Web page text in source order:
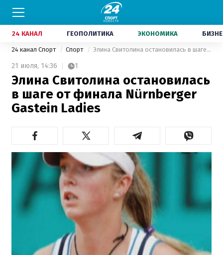
24 КАНАЛ ГЕОПОЛИТИКА ЭКОНОМИКА
24 канал Спорт Спорт Элина Свитолина остановилась в шаге от финала Nürnberger Gastein Ladies
21 июля, 14:36 1
Элина Свитолина остановилась
в шаге от финала Nürnberger
Gastein Ladies